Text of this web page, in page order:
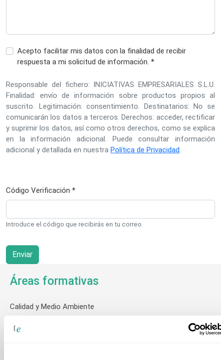
Acepto facilitar mis datos con la finalidad de recibir
respuesta a mi solicitud de información. *
Responsable del fichero: INICIATIVAS EMPRESARIALES S.L.U.
Finalidad: envío de información sobre productos propios al
suscrito. Legitimación: consentimiento. Destinatarios: No se
comunicarán los datos a terceros. Derechos: acceder, rectificar
y suprimir los datos, así como otros derechos, como se explica
en la información adicional. Puede consultar información
adicional y detallada en nuestra Política de Privacidad.
Código Verificación *
Introduce el código que recibirás en tu correo.
Áreas formativas
Calidad y Medio Ambiente
Comercial y Ventas